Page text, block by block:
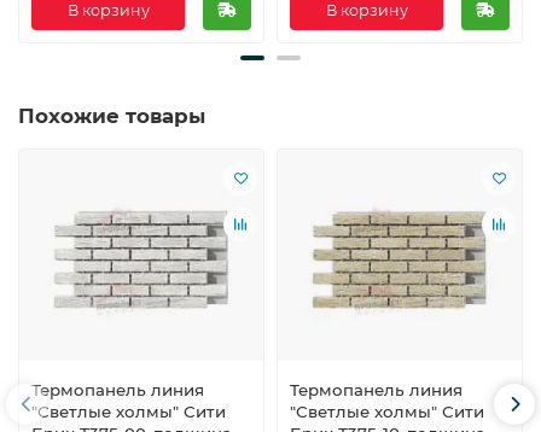
В корзину В корзину
Похожие товары
Термопанель линия
"Светлые холмы" Сити
Термопанель линия
"Светлые холмы" Сити